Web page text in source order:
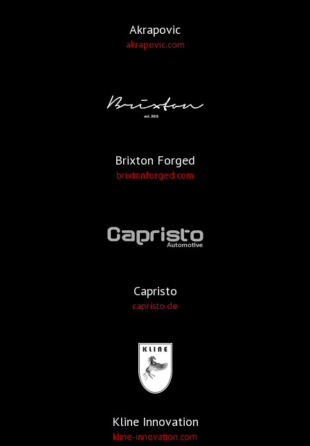
Akrapovic
akrapovic.com
Brixton Forged
brixtonforged.com
Capristo
capristo.de
Kline Innovation
kline-innovation.com